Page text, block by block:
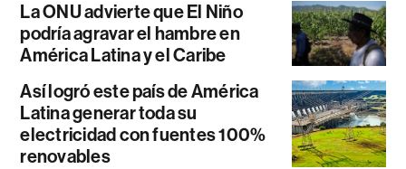
La ONU advierte que El Niño
podría agravar el hambre en
América Latina y el Caribe
Así logró este país de América
Latina generar toda su
electricidad con fuentes 100%
renovables